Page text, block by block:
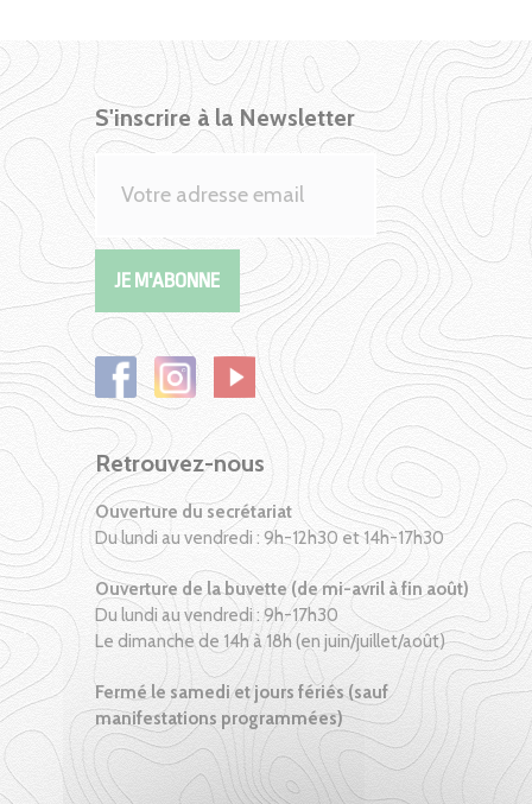
S'inscrire à la Newsletter
Retrouvez-nous
Ouverture du secrétariat
Du lundi au vendredi : 9h-12h30 et 14h-17h30
Ouverture de la buvette (de mi-avril à fin août)
Du lundi au vendredi : 9h-17h30
Le dimanche de 14h à 18h (en juin/juillet/août)
Fermé le samedi et jours fériés (sauf
manifestations programmées)